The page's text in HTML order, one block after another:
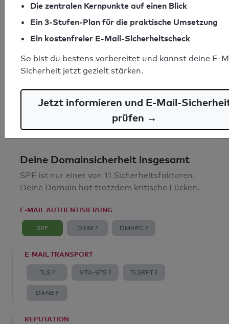
Ihr SPF-Record Prüfergebnis
Syntaxprüfung: 0 Fehler
E-Mail-Spoofingschutz: Gut
Deine Domainsicherheit insgesamt
SPF ist nur einer von 11 Sicherheitsfaktoren.
Deine Domain hat trotzdem kritische Lücken.
E-MAIL AUTHENTISIERUNG
SPF DKIM ? DMARC ?
E-MAIL TRANSPORT
TLS ? MTA-STS ? TLSRPT ?
DANE ?
REPUTATION
Die zentralen Kernpunkte auf einen Blick
Ein 3-Stufen-Plan für die praktische Umsetzung
Ein kostenfreier E-Mail-Sicherheitscheck
So bist du bestens vorbereitet und kannst deine E-
Sicherheit jetzt gezielt stärken.
Jetzt informieren und E-Mail-
prüfen →